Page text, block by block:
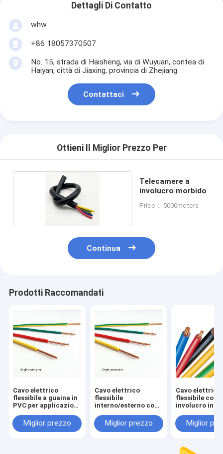
Dettagli Di Contatto
whw
+86 18057370507
No. 15, strada di Haisheng, via di Wuyuan, contea di
Haiyan, città di Jiaxing, provincia di Zhejiang
Contattaci
Ottieni Il Miglior Prezzo Per
Telecamere a
involucro morbido
Price： 5000meters
Continua
Prodotti Raccomandati
Cavo elettrico
flessibile a guaina in
PVC per applicazioni
Miglior prezzo
Cavo elettrico
flessibile
interno/esterno con
temperatura
nominale di 70°C
Miglior prezzo
Cavo elettrico
flessibile con
involucro in
nominale di
situazioni di
Miglior